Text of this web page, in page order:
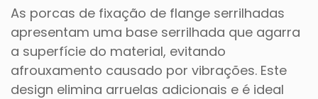
As porcas de fixação de flange serrilhadas
apresentam uma base serrilhada que agarra
a superfície do material, evitando
afrouxamento causado por vibrações. Este
design elimina arruelas adicionais e é ideal